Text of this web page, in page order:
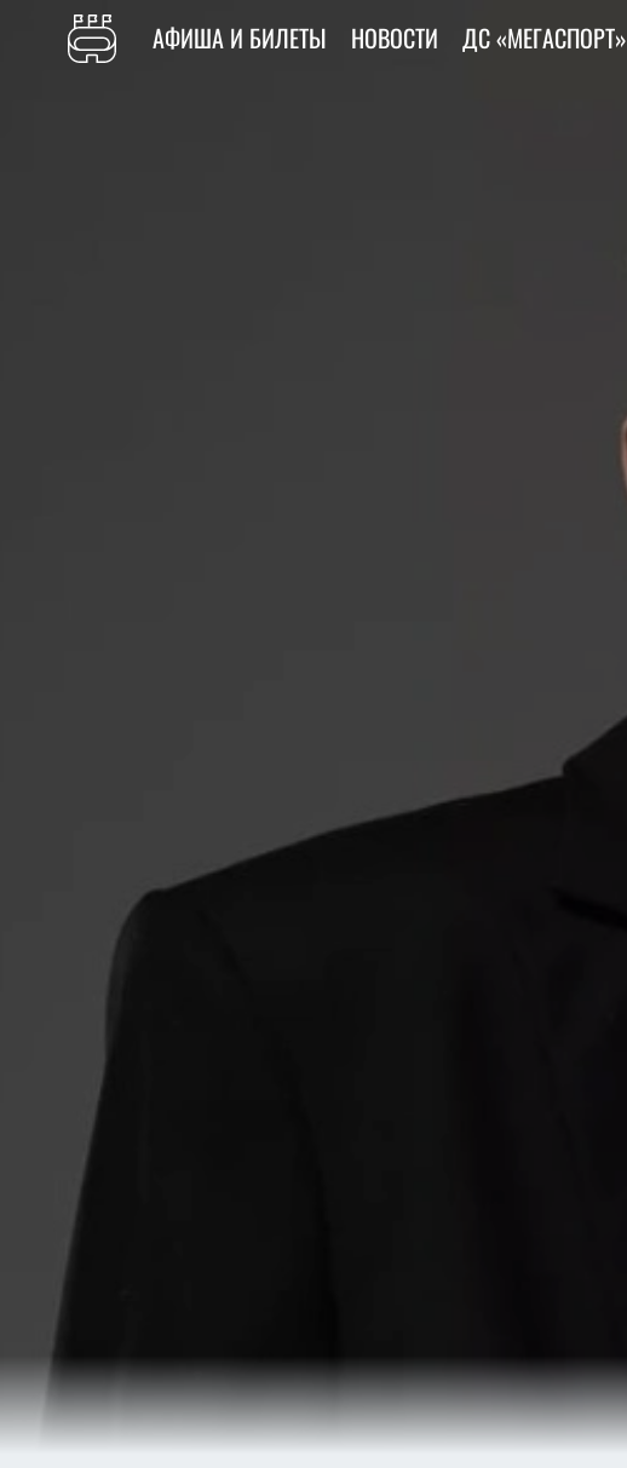
АФИША И БИЛЕТЫ НОВОСТИ ДС «МЕГАСПОРТ»